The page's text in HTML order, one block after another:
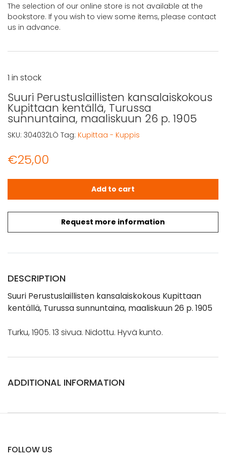
The selection of our online store is not available at the
bookstore. If you wish to view some items, please contact
us in advance.
Suuri Perustuslaillisten kansalaiskokous
Kupittaan kentällä, Turussa
sunnuntaina, maaliskuun 26 p. 1905
€25,00
Request more information
1 in stock
Suuri Perustuslaillisten kansalaiskokous Kupittaan
Add to cart
SKU: 304032LÖ Tag: Kupittaa - Kuppis
DESCRIPTION
Suuri Perustuslaillisten kansalaiskokous Kupittaan
kentällä, Turussa sunnuntaina, maaliskuun 26 p. 1905
Turku, 1905. 13 sivua. Nidottu. Hyvä kunto.
ADDITIONAL INFORMATION
FOLLOW US